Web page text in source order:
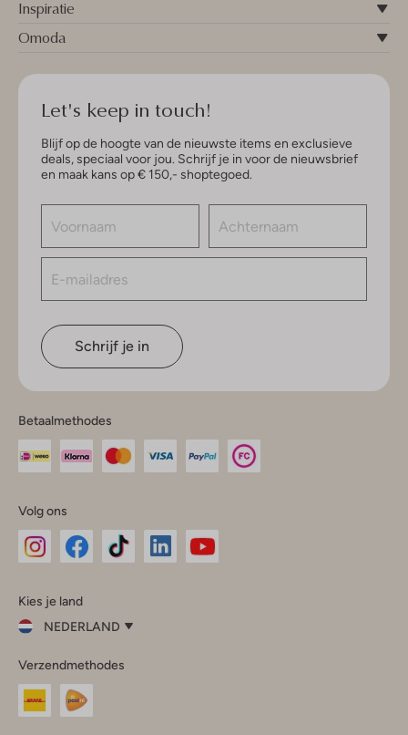
Inspiratie
Omoda
Let's keep in touch!
Blijf op de hoogte van de nieuwste items en exclusieve
deals, speciaal voor jou. Schrijf je in voor de nieuwsbrief
en maak kans op € 150,- shoptegoed.
Schrijf je in
Betaalmethodes
Volg ons
InstagramFacebook
Kies je land
NEDERLAND
je
land
Nederland
Verzendmethodes